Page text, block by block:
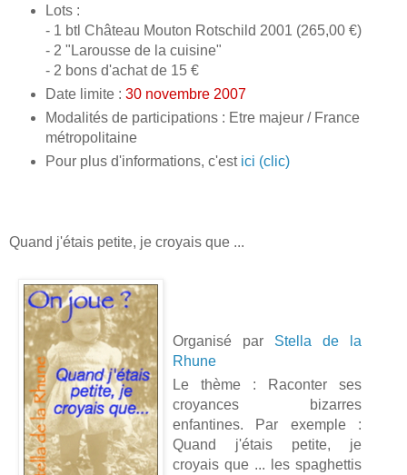
Lots :
- 1 btl Château Mouton Rotschild 2001 (265,00 €)
- 2 "Larousse de la cuisine"
- 2 bons d'achat de 15 €
Date limite : 30 novembre 2007
Modalités de participations : Etre majeur / France
métropolitaine
Pour plus d'informations, c'est ici (clic)
Quand j'étais petite, je croyais que ...
Organisé par Stella de la
Rhune
Le thème : Raconter ses
croyances bizarres
enfantines. Par exemple :
Quand j'étais petite, je
croyais que ... les spaghettis